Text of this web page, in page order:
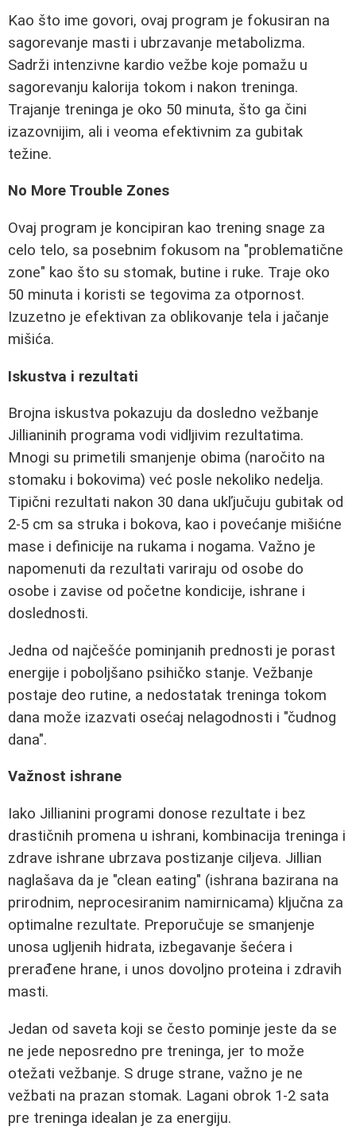
Kao što ime govori, ovaj program je fokusiran na
sagorevanje masti i ubrzavanje metabolizma.
Sadrži intenzivne kardio vežbe koje pomažu u
sagorevanju kalorija tokom i nakon treninga.
Trajanje treninga je oko 50 minuta, što ga čini
izazovnijim, ali i veoma efektivnim za gubitak
težine.
No More Trouble Zones
Ovaj program je koncipiran kao trening snage za
celo telo, sa posebnim fokusom na "problematične
zone" kao što su stomak, butine i ruke. Traje oko
50 minuta i koristi se tegovima za otpornost.
Izuzetno je efektivan za oblikovanje tela i jačanje
mišića.
Iskustva i rezultati
Brojna iskustva pokazuju da dosledno vežbanje
Jillianinih programa vodi vidljivim rezultatima.
Mnogi su primetili smanjenje obima (naročito na
stomaku i bokovima) već posle nekoliko nedelja.
Tipični rezultati nakon 30 dana ukľjučuju gubitak od
2-5 cm sa struka i bokova, kao i povećanje mišićne
mase i definicije na rukama i nogama. Važno je
napomenuti da rezultati variraju od osobe do
osobe i zavise od početne kondicije, ishrane i
doslednosti.
Jedna od najčešće pominjanih prednosti je porast
energije i poboljšano psihičko stanje. Vežbanje
postaje deo rutine, a nedostatak treninga tokom
dana može izazvati osećaj nelagodnosti i "čudnog
dana".
Važnost ishrane
Iako Jillianini programi donose rezultate i bez
drastičnih promena u ishrani, kombinacija treninga i
zdrave ishrane ubrzava postizanje ciljeva. Jillian
naglašava da je "clean eating" (ishrana bazirana na
prirodnim, neprocesiranim namirnicama) ključna za
optimalne rezultate. Preporučuje se smanjenje
unosa ugljenih hidrata, izbegavanje šećera i
prerađene hrane, i unos dovoljno proteina i zdravih
masti.
Jedan od saveta koji se često pominje jeste da se
ne jede neposredno pre treninga, jer to može
otežati vežbanje. S druge strane, važno je ne
vežbati na prazan stomak. Lagani obrok 1-2 sata
pre treninga idealan je za energiju.